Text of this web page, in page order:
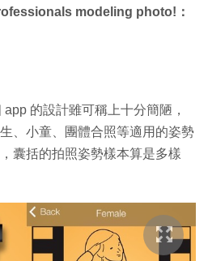
modeling photo!：
的設計雖可稱上十分簡陋，
、小童、團體合照等適用的姿勢
囊括的拍照姿勢樣本算是多樣